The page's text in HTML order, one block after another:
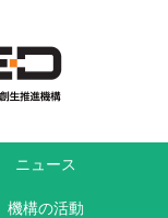
ニュース
機構の活動